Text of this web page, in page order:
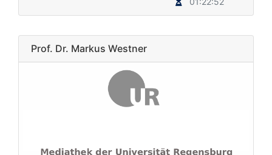
Prof. Dr. Markus Westner